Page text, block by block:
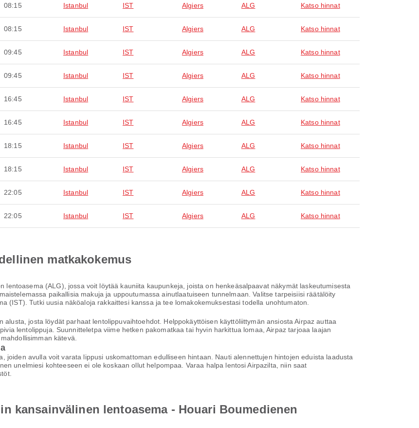
08:15 Istanbul IST Algiers ALG Katso hinnat
08:15 Istanbul IST Algiers ALG Katso hinnat
09:45 Istanbul IST Algiers ALG Katso hinnat
09:45 Istanbul IST Algiers ALG Katso hinnat
16:45 Istanbul IST Algiers ALG Katso hinnat
16:45 Istanbul IST Algiers ALG Katso hinnat
18:15 Istanbul IST Algiers ALG Katso hinnat
18:15 Istanbul IST Algiers ALG Katso hinnat
22:05 Istanbul IST Algiers ALG Katso hinnat
22:05 Istanbul IST Algiers ALG Katso hinnat
matkakokemus
lentoasema (ALG), jossa voit löytää kauniita kaupunkeja, joista on henkeäsalpaavat näkymät laskeutumisesta
paikallisia makuja ja uppoutumassa ainutlaatuiseen tunnelmaan. Valitse tarpeisiisi räätälöity
(IST). Tutki uusia näköaloja rakkaittesi kanssa ja tee lomakokemuksestasi todella unohtumaton.
alusta, josta löydät parhaat lentolippuvaihtoehdot. Helppokäyttöisen käyttöliittymän ansiosta Airpaz auttaa
lentolippuja. Suunnitteletpa viime hetken pakomatkaa tai hyvin harkittua lomaa, Airpaz tarjoaa laajan
kätevä.
joiden avulla voit varata lippusi uskomattoman edulliseen hintaan. Nauti alennettujen hintojen eduista laadusta
unelmiesi kohteeseen ei ole koskaan ollut helpompaa. Varaa halpa lentosi Airpazilta, niin saat
kansainvälinen lentoasema - Houari Boumedienen